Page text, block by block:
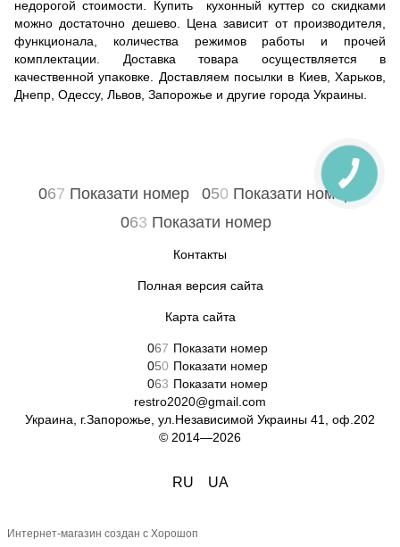
недорогой стоимости. Купить кухонный куттер со скидками
можно достаточно дешево. Цена зависит от производителя,
функционала, количества режимов работы и прочей
комплектации. Доставка товара осуществляется в
качественной упаковке. Доставляем посылки в Киев, Харьков,
Днепр, Одессу, Львов, Запорожье и другие города Украины.
067 Показати номер 050 Показати номер
063 Показати номер
Контакты
Полная версия сайта
Карта сайта
067 Показати номер
050 Показати номер
063 Показати номер
restro2020@gmail.com
Украина, г.Запорожье, ул.Независимой Украины 41, оф.202
© 2014—2026
RU UA
Интернет-магазин создан с Хорошоп